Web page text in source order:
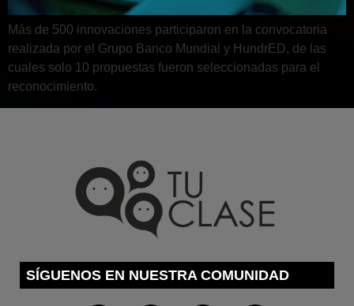
Más de 500 innovaciones participaron en la convocatoria
realizada por el Grupo Banco Mundial y HundrED, de las
cuales solo 10 propuestas fueron seleccionadas para el
reconocimiento.
SÍGUENOS EN NUESTRA COMUNIDAD